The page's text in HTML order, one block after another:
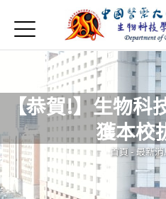
首頁
最新消息
Open submenu (系所
系所介紹
師資
Open submenu (特色
特色研究
Open submenu (學生
學生專區
Jump to
Jump to
【恭賀!】生物科
獲本校
您在
首頁-最新消